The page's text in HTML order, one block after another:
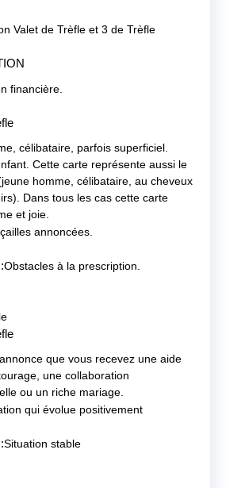
financière.
célibataire, parfois superficiel.
Cette carte représente aussi le
homme, célibataire, au cheveux
Dans tous les cas cette carte
et joie.
annoncées.
Obstacles à la prescription.
que vous recevez une aide
une collaboration
ou un riche mariage.
qui évolue positivement
Situation stable